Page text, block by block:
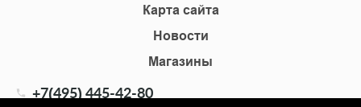
Карта сайта
Новости
Магазины
+7(495) 445-42-80